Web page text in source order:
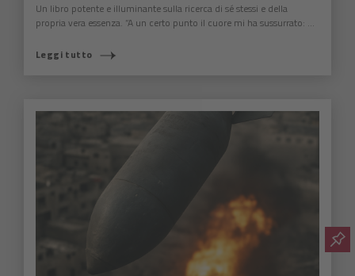
Un libro potente e illuminante sulla ricerca di sé stessi e della
propria vera essenza. “A un certo punto il cuore mi ha sussurrato: ...
Leggi tutto